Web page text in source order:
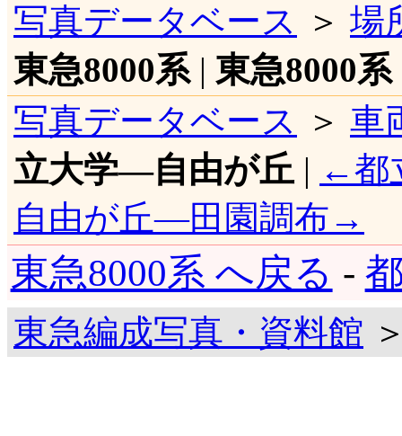
写真データベース
＞ 場
東急8000系| 東急8000系
写真データベース
＞ 車
立大学―自由が丘| ←都
自由が丘―田園調布→
東急8000系 へ戻る -
東急編成写真・資料館